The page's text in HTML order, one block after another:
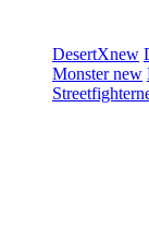
DesertXnew
Monsternew
Streetfighter